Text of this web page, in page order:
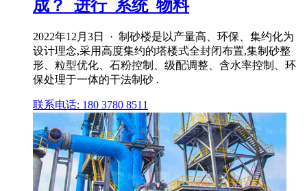
成？_进行_系统_物料
2022年12月3日 · 制砂楼是以产量高、环保、集约化为
设计理念,采用高度集约的塔楼式全封闭布置,集制砂整
形、粒型优化、石粉控制、级配调整、含水率控制、环
保处理于一体的干法制砂 .
联系电话: 180 3780 8511